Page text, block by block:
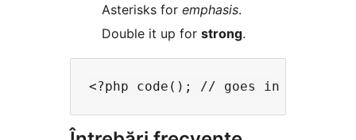
Asterisks for emphasis.
Double it up for strong.